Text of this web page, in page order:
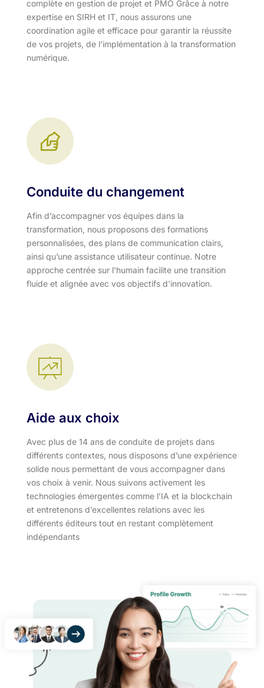
complète en gestion de projet et PMO Grâce à notre
expertise en SIRH et IT, nous assurons une
coordination agile et efficace pour garantir la réussite
de vos projets, de l’implémentation à la transformation
numérique.
Conduite du changement
Afin d’accompagner vos équipes dans la
transformation, nous proposons des formations
personnalisées, des plans de communication clairs,
ainsi qu’une assistance utilisateur continue. Notre
approche centrée sur l'humain facilite une transition
fluide et alignée avec vos objectifs d'innovation.​
Aide aux choix
Avec plus de 14 ans de conduite de projets dans
différents contextes, nous disposons d’une expérience
solide nous permettant de vous accompagner dans
vos choix à venir. Nous suivons activement les
technologies émergentes comme l’IA et la blockchain
et entretenons d’excellentes relations avec les
différents éditeurs tout en restant complètement
indépendants